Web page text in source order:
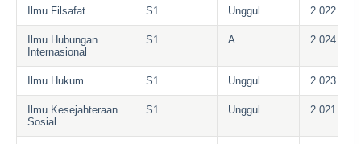
Ilmu Filsafat S1 Unggul 2.022
Ilmu Hubungan
Internasional
S1 A 2.024
Ilmu Hukum S1 Unggul 2.023
Ilmu Kesejahteraan
Sosial
S1 Unggul 2.021